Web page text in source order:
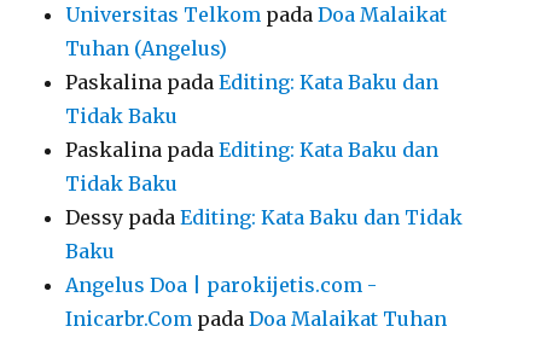
Universitas Telkom padaDoa Malaikat
Tuhan (Angelus)
Paskalina padaEditing: Kata Baku dan
Tidak Baku
Paskalina padaEditing: Kata Baku dan
Tidak Baku
Dessy padaEditing: Kata Baku dan Tidak
Baku
Angelus Doa | parokijetis.com -
Inicarbr.Com padaDoa Malaikat Tuhan